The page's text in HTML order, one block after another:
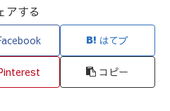
アする
はてブ
コピー